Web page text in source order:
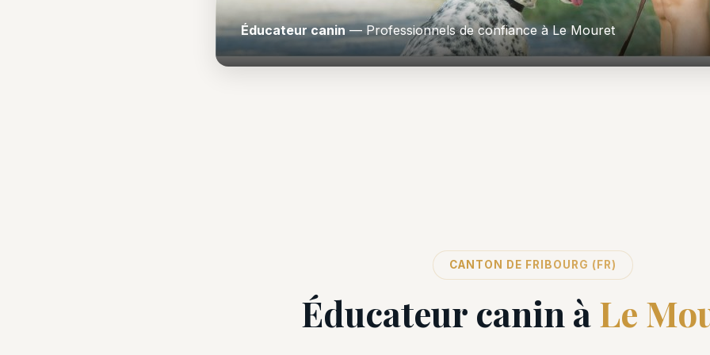
Éducateur canin — Professionnels de confiance à Le Mouret
CANTON DE FRIBOURG (FR)
Éducateur canin àLe